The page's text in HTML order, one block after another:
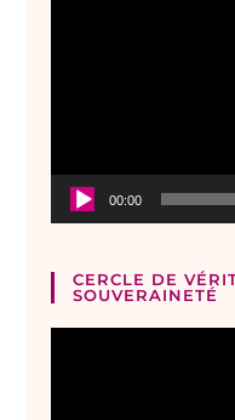
00:00
CERCLE DE
SOUVERAINETÉ